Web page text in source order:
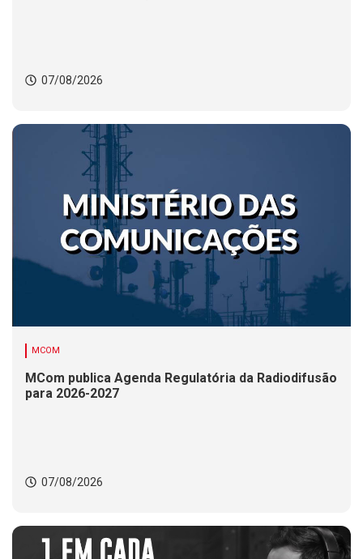
07/08/2026
MCOM
MCom publica Agenda Regulatória da Radiodifusão
para 2026-2027
07/08/2026